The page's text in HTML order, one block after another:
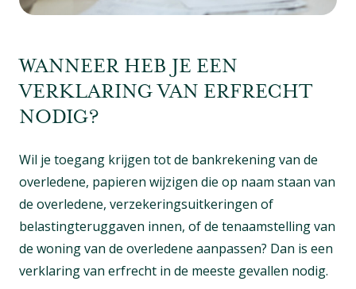
WANNEER HEB JE EEN
VERKLARING VAN ERFRECHT
NODIG?
Wil je toegang krijgen tot de bankrekening van de
overledene, papieren wijzigen die op naam staan van
de overledene, verzekeringsuitkeringen of
belastingteruggaven innen, of de tenaamstelling van
de woning van de overledene aanpassen? Dan is een
verklaring van erfrecht in de meeste gevallen nodig.